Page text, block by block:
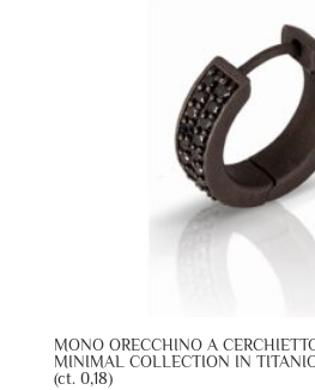
MONO ORECCHINO A
MINIMAL COLLECTION IN
(ct. 0,18)